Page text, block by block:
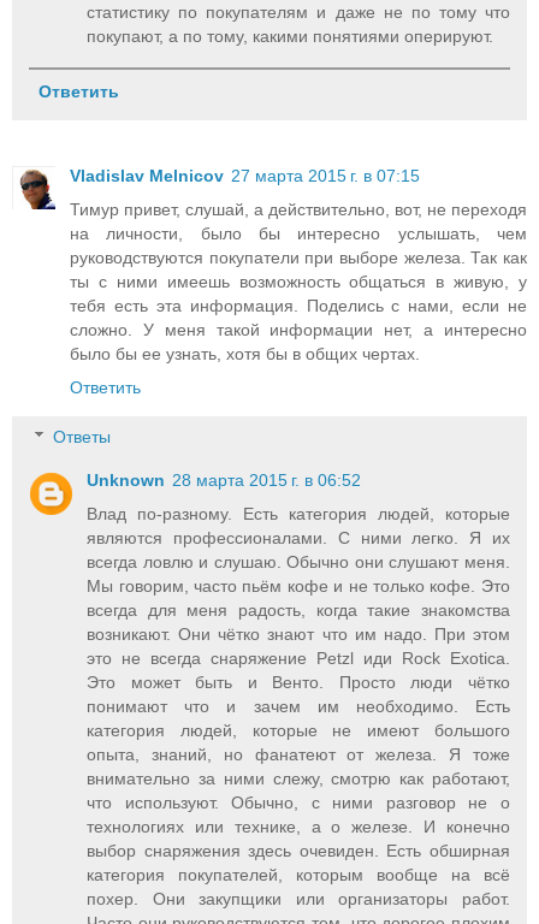
статистику по покупателям и даже не по тому что
покупают, а по тому, какими понятиями оперируют.
Ответить
Vladislav Melnicov 27 марта 2015 г. в 07:15
Тимур привет, слушай, а действительно, вот, не переходя
на личности, было бы интересно услышать, чем
руководствуются покупатели при выборе железа. Так как
ты с ними имеешь возможность общаться в живую, у
тебя есть эта информация. Поделись с нами, если не
сложно. У меня такой информации нет, а интересно
было бы ее узнать, хотя бы в общих чертах.
Ответить
Ответы
Unknown 28 марта 2015 г. в 06:52
Влад по-разному. Есть категория людей, которые
являются профессионалами. С ними легко. Я их
всегда ловлю и слушаю. Обычно они слушают меня.
Мы говорим, часто пьём кофе и не только кофе. Это
всегда для меня радость, когда такие знакомства
возникают. Они чётко знают что им надо. При этом
это не всегда снаряжение Petzl иди Rock Exotica.
Это может быть и Венто. Просто люди чётко
понимают что и зачем им необходимо. Есть
категория людей, которые не имеют большого
опыта, знаний, но фанатеют от железа. Я тоже
внимательно за ними слежу, смотрю как работают,
что используют. Обычно, с ними разговор не о
технологиях или технике, а о железе. И конечно
выбор снаряжения здесь очевиден. Есть обширная
категория покупателей, которым вообще на всё
похер. Они закупщики или организаторы работ.